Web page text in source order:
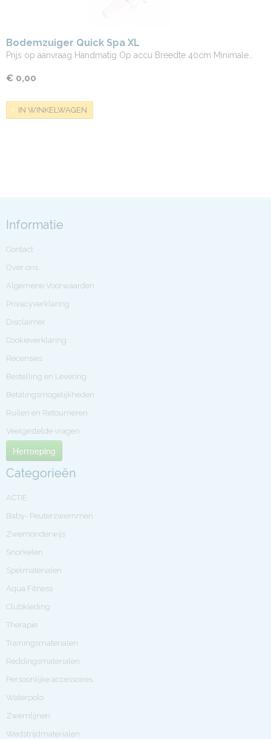
Bodemzuiger Quick Spa XL
Prijs op aanvraag Handmatig Op accu Breedte 40cm Minimale…
€ 0,00
IN WINKELWAGEN
Informatie
Contact
Over ons
Algemene Voorwaarden
Privacyverklaring
Disclaimer
Cookieverklaring
Recensies
Bestelling en Levering
Betalingsmogelijkheden
Ruilen en Retourneren
Veelgestelde vragen
Herroeping
Categorieën
ACTIE
Baby- Peuterzwemmen
Zwemonderwijs
Snorkelen
Spelmaterialen
Aqua Fitness
Clubkleding
Therapie
Trainingsmaterialen
Reddingsmaterialen
Persoonlijke accessoires
Waterpolo
Zwemlijnen
Wedstrijdmaterialen